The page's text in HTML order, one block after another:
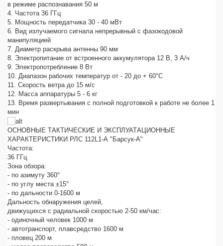
в режиме распознавания 50 м
4. Частота 36 ГГц
5. Мощность передатчика 30 - 40 мВт
6. Вид излучаемого сигнала непрерывный с фазокодовой
манипуляцией
7. Диаметр раскрыва антенны 90 мм
8. Электропитание от встроенного аккумулятора 12 В, 3 А/ч
9. Электропотребление 8 Вт
10. Диапазон рабочих температур от - 20 до + 60°С
11. Скорость ветра до 15 м/с
12. Масса аппаратуры 5 - 6 кг
13. Время развертывания с полной подготовкой к работе не более 1
мин
ОСНОВНЫЕ ТАКТИЧЕСКИЕ И ЭКСПЛУАТАЦИОННЫЕ
ХАРАКТЕРИСТИКИ РЛС 112L1-А "Барсук-А"
Частота:
36 ГГц
Зона обзора:
- по азимуту 360°
- по углу места ±15°
- по дальности 0-1600 м
Дальность обнаружения целей,
движущихся с радиальной скоростью 2-50 км/час:
- одиночный человек 1000 м
- автотранспорт, плавсредство 1600 м
- пловец 200 м